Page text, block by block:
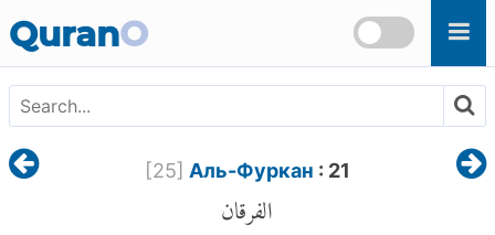
QuranO
[25] Аль-Фуркан : 21
الفرقان